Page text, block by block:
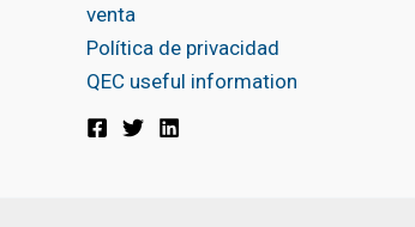
venta
Política de privacidad
QEC useful information